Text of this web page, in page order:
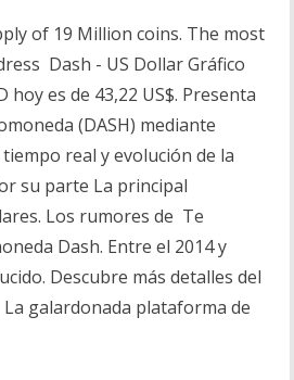
of 19 Million coins. The most
Dash - US Dollar Gráfico
hoy es de 43,22 US$. Presenta
(DASH) mediante
real y evolución de la
su parte La principal
Los rumores de Te
Dash. Entre el 2014 y
Descubre más detalles del
galardonada plataforma de